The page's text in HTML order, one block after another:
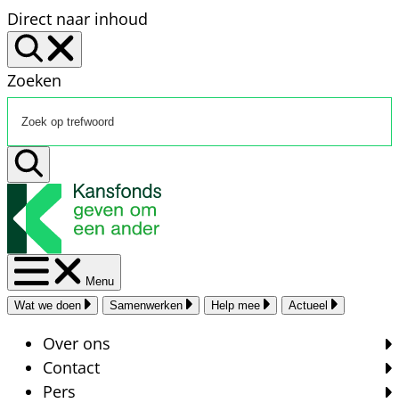
Direct naar inhoud
Zoeken
Menu
Wat we doen
Samenwerken Help mee Actueel
Over ons
Contact
Pers